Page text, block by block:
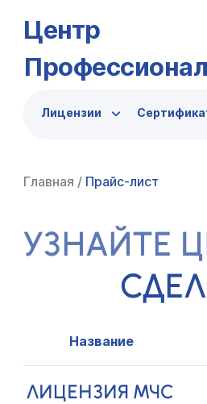
Центр
Профессионал
Лицензии
Главная / Прайс-лист
УЗНАЙТЕ
Название
ЛИЦЕНЗИЯ МЧС